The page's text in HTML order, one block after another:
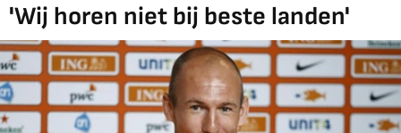
'Wij horen niet bij beste landen'